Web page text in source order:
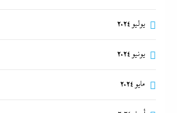
يوليو 2024
يونيو 2024
مايو 2024